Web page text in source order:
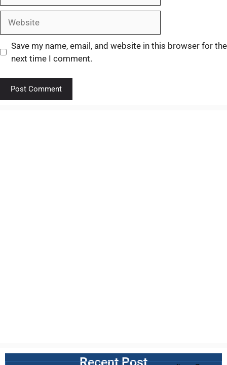
Save my name, email, and website in this browser for the
next time I comment.